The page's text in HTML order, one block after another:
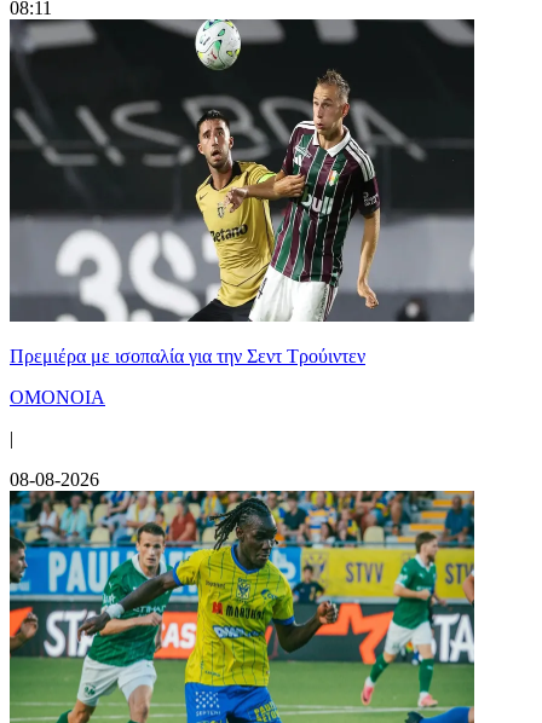
08:11
Πρεμιέρα με ισοπαλία για την Σεντ Τρούιντεν
ΟΜΟΝΟΙΑ
|
08-08-2026